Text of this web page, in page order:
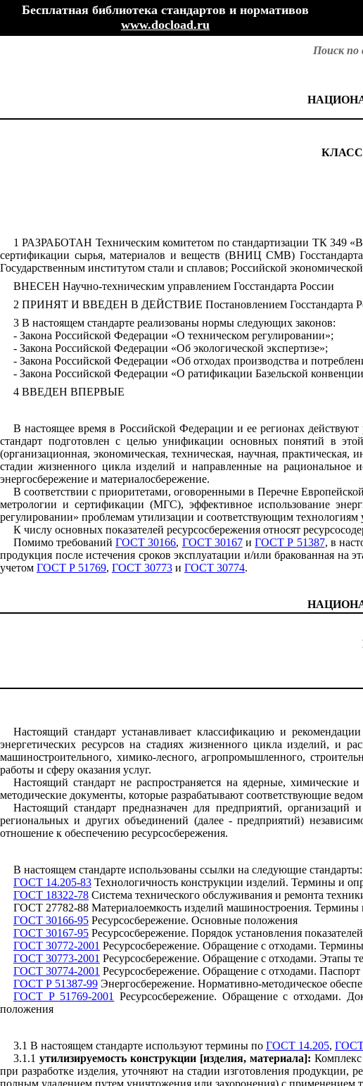
Бесплатная библиотека стандартов и нормативов
www.docload.ru
Поиск по
1 РАЗРАБОТАН Техническим комитетом по стандартизации ТК 349
сертификации сырья, материалов и веществ (ВНИЦ СМВ)
Государственным институтом стали и сплавов; Российской
ВНЕСЕН Научно-техническим управлением Госстандарта России
2 ПРИНЯТ И ВВЕДЕН В ДЕЙСТВИЕ Постановлением Госстандарта
3 В настоящем стандарте реализованы нормы следующих законов:
- Закона Российской Федерации «О техническом регулировании»;
- Закона Российской Федерации «Об экологической экспертизе»;
- Закона Российской Федерации «Об отходах производства и
- Закона Российской Федерации «О ратификации Базельской
4 ВВЕДЕН ВПЕРВЫЕ
В настоящее время в Российской Федерации и ее регионах
стандарт подготовлен с целью унификации основных понятий в
(организационная, экономическая, техническая, научная,
стадии жизненного цикла изделий и направленные на
энергосбережение и материалосбережение.
В соответствии с приоритетами, оговоренными в Перечне
метрологии и сертификации (МГС), эффективное использование
регулировании» проблемам утилизации и соответствующим технологиям
К числу основных показателей ресурсосбережения относят
Помимо требованийГОСТ 30166, ГОСТ 30167иГОСТ Р 51387, в
продукция после истечения сроков эксплуатации и/или бракованная на
учетом ГОСТ Р 51769, ГОСТ 30773 и ГОСТ 30774.
Настоящий стандарт устанавливает классификацию и
энергетических ресурсов на стадиях жизненного цикла изделий, и
машиностроительного, химико-лесного, агропромышленного,
работы и сферу оказания услуг.
Настоящий стандарт не распространяется на ядерные,
методические документы, которые разрабатывают соответствующие
Настоящий стандарт предназначен для предприятий,
региональных и других объединений (далее - предприятий)
отношение к обеспечению ресурсосбережения.
В настоящем стандарте использованы ссылки на следующие стандарты:
ГОСТ 14.205-83Технологичность конструкции изделий. Термины и
ГОСТ 18322-78Система технического обслуживания и ремонта
ГОСТ 27782-88 Материалоемкость изделий машиностроения. Термины
ГОСТ 30166-95Ресурсосбережение. Основные положения
ГОСТ 30167-95Ресурсосбережение. Порядок установления
ГОСТ 30772-2001 Ресурсосбережение. Обращение с отходами.
ГОСТ 30773-2001 Ресурсосбережение. Обращение с отходами. Этапы
ГОСТ 30774-2001 Ресурсосбережение. Обращение с отходами.
ГОСТ Р 51387-99Энергосбережение. Нормативно-методическое
ГОСТ Р 51769-2001
Ресурсосбережение. Обращение с отходами.
положения
3.1 В настоящем стандарте используют термины по ГОСТ 14.205, ГОСТ
3.1.1 утилизируемость конструкции [изделия, материала]: Комплекс
при разработке изделия, уточняют на стадии изготовления продукции,
полным удалением путем уничтожения или захоронения) с применением